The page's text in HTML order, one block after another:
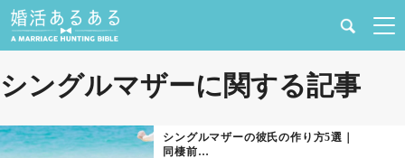
健康
シングルマザーに関する記事
シングルマザーの彼氏の作り方5選｜
同棲前…